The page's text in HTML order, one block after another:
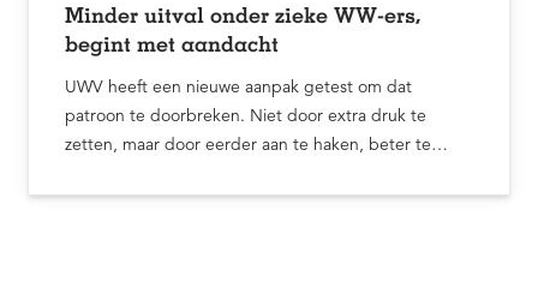
Minder uitval onder zieke WW-ers,
begint met aandacht
UWV heeft een nieuwe aanpak getest om dat
patroon te doorbreken. Niet door extra druk te
zetten, maar door eerder aan te haken, beter te
iema...